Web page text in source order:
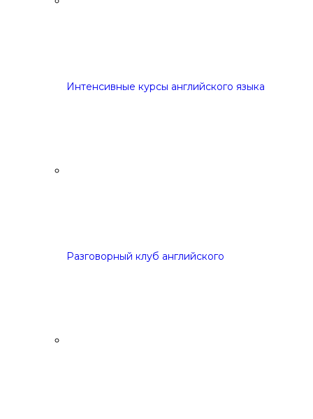
Интенсивные курсы английского языка
Разговорный клуб английского